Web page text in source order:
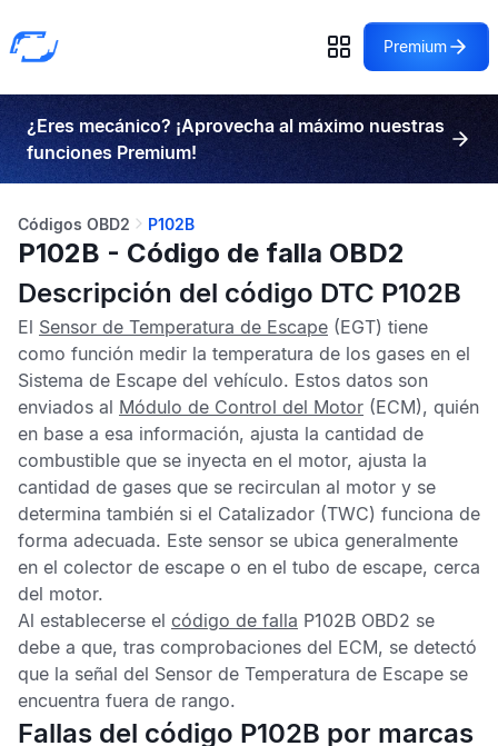
Premium
¿Eres mecánico? ¡Aprovecha al máximo nuestras
funciones Premium!
Códigos OBD2 P102B
P102B - Código de falla OBD2
Descripción del código DTC P102B
El Sensor de Temperatura de Escape (EGT) tiene
como función medir la temperatura de los gases en el
Sistema de Escape del vehículo. Estos datos son
enviados al Módulo de Control del Motor (ECM), quién
en base a esa información, ajusta la cantidad de
combustible que se inyecta en el motor, ajusta la
cantidad de gases que se recirculan al motor y se
determina también si el Catalizador (TWC) funciona de
forma adecuada. Este sensor se ubica generalmente
en el colector de escape o en el tubo de escape, cerca
del motor.
Al establecerse el código de falla P102B OBD2 se
debe a que, tras comprobaciones del ECM, se detectó
que la señal del Sensor de Temperatura de Escape se
encuentra fuera de rango.
Fallas del código P102B por marcas